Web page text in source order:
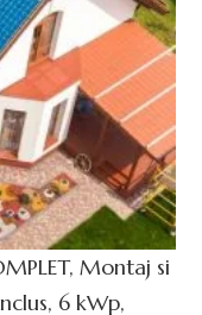
Montaj si
6 kWp,